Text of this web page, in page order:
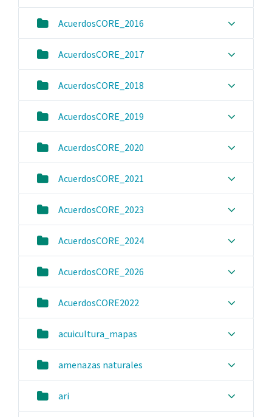
AcuerdosCORE_2016
AcuerdosCORE_2017
AcuerdosCORE_2018
AcuerdosCORE_2019
AcuerdosCORE_2020
AcuerdosCORE_2021
AcuerdosCORE_2023
AcuerdosCORE_2024
AcuerdosCORE_2026
AcuerdosCORE2022
acuicultura_mapas
amenazas naturales
ari